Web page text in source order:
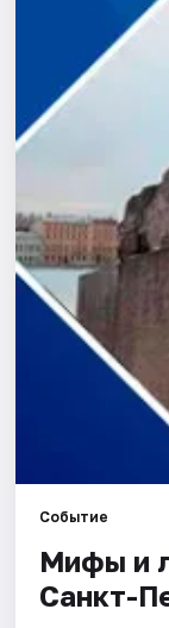
Города
Артисты
Рейтинги
Событие
Мифы и
Санкт-